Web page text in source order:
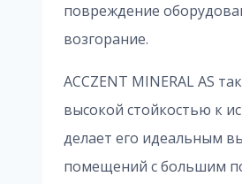
повреждение
возгорание.
ACCZENT MINERAL AS
высокой стойкостью к
делает его идеальным
помещений с большим